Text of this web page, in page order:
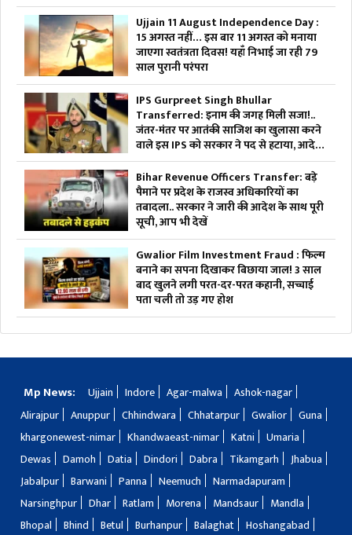
Ujjain 11 August Independence Day :
15 अगस्त नहीं… इस बार 11 अगस्त को मनाया
जाएगा स्वतंत्रता दिवस! यहाँ निभाई जा रही 79
साल पुरानी परंपरा
IPS Gurpreet Singh Bhullar
Transferred: इनाम की जगह मिली सजा!..
जंतर-मंतर पर आतंकी साजिश का खुलासा करने
वाले इस IPS को सरकार ने पद से हटाया, आदेश
भी जारी
Bihar Revenue Officers Transfer: बड़े
पैमाने पर प्रदेश के राजस्व अधिकारियों का
तबादला.. सरकार ने जारी की आदेश के साथ पूरी
सूची, आप भी देखें
Gwalior Film Investment Fraud : फिल्म
बनाने का सपना दिखाकर बिछाया जाल! 3 साल
बाद खुलने लगी परत-दर-परत कहानी, सच्चाई
पता चली तो उड़ गए होश
Mp News: Ujjain Indore Agar-malwa
Ashok-nagar
Alirajpur
Anuppur Chhindwara Chhatarpur Gwalior
Guna
khargonewest-nimar
Khandwaeast-nimar Katni
Umaria
Dewas
Damoh Datia Dindori Dabra Tikamgarh
Jhabua
Jabalpur
Barwani Panna Neemuch
Narmadapuram
Narsinghpur
Dhar Ratlam Morena Mandsaur
Mandla
Bhopal
Bhind Betul Burhanpur Balaghat
Hoshangabad